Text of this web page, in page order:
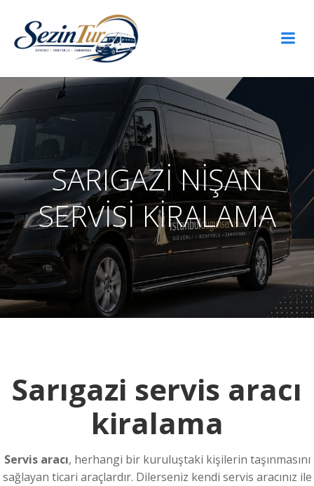
SARIGAZİ NİŞAN
SERVİSİ KİRALAMA
Sarıgazi servis aracı
kiralama
Servis aracı, herhangi bir kuruluştaki kişilerin taşınmasını
sağlayan ticari araçlardır. Dilerseniz kendi servis aracınız ile